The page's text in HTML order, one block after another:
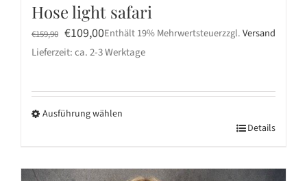
Hose light safari
€159,90 Ursprünglicher
Preis
€159,90
€109,00Aktueller
Preis
€109,00.
Enthält 19% Mehrwertsteuerzzgl.Versand
Lieferzeit: ca. 2-3 Werktage
Ausführung wählen
weist
Details